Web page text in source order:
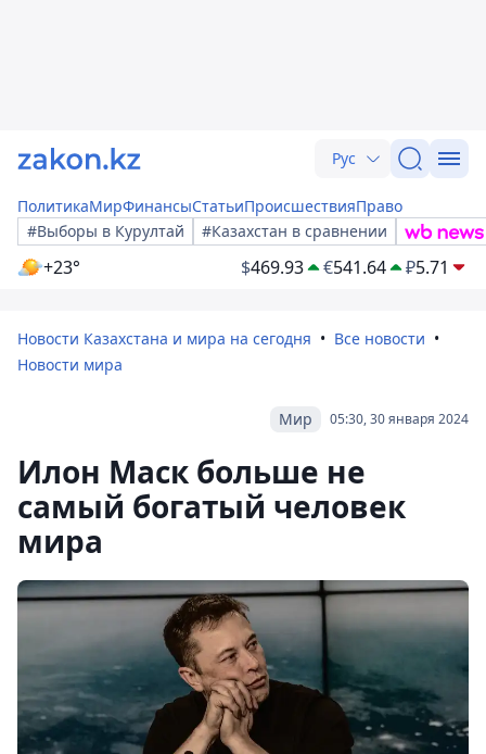
Рус
ПолитикаМирФинансыСтатьиПроисшествияПраво
#Выборы в Курултай
#Казахстан в сравнении
+23° $469.93 €541.64 ₽5.71
Новости Казахстана и мира на сегодня
Все новости
Новости мира
05:30, 30 января 2024
Мир
Илон Маск больше не
самый богатый человек
мира